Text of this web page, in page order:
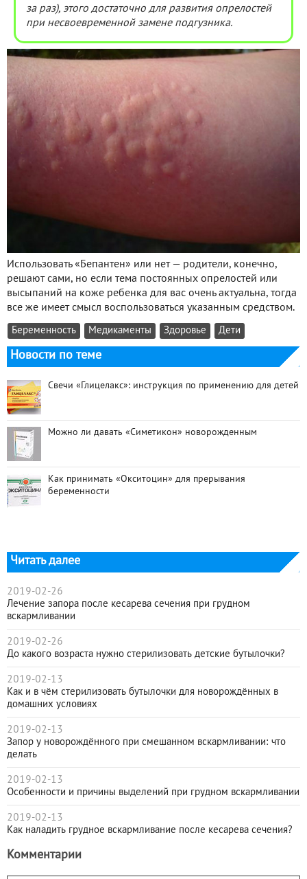
за раз), этого достаточно для развития опрелостей
при несвоевременной замене подгузника.
Использовать «Бепантен» или нет — родители, конечно,
решают сами, но если тема постоянных опрелостей или
высыпаний на коже ребенка для вас очень актуальна, тогда
все же имеет смысл воспользоваться указанным средством.
Беременность Медикаменты Здоровье Дети
Новости по теме
Свечи «Глицелакс»: инструкция по применению для детей
Можно ли давать «Симетикон» новорожденным
Как принимать «Окситоцин» для прерывания
беременности
Читать далее
2019-02-26
Лечение запора после кесарева сечения при грудном
вскармливании
2019-02-26
До какого возраста нужно стерилизовать детские бутылочки?
2019-02-13
Как и в чём стерилизовать бутылочки для новорождённых в
домашних условиях
2019-02-13
Запор у новорождённого при смешанном вскармливании: что
делать
2019-02-13
Особенности и причины выделений при грудном вскармливании
2019-02-13
Как наладить грудное вскармливание после кесарева сечения?
Комментарии